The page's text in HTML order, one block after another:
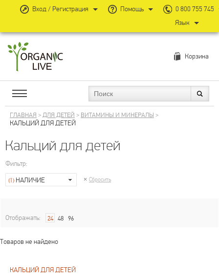
Корзина
ГЛАВНАЯ >ДЛЯ ДЕТЕЙ > ВИТАМИНЫ И МИНЕРАЛЫ >
КАЛЬЦИЙ ДЛЯ ДЕТЕЙ
Кальций для детей
Фильтр:
(1) НАЛИЧИЕ Сбросить
Отображать: 24 48 96
Товаров не найдено
Вход / Регистрация Помощь
0 800 755 745
Язык
КАЛЬЦИЙ ДЛЯ ДЕТЕЙ